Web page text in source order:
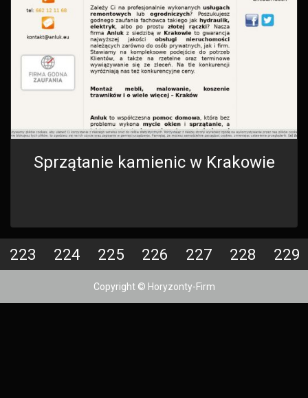
Sprzątanie kamienic w Krakowie
223 224 225 226 227 228 229
Copyright © Horyzonty-Firm